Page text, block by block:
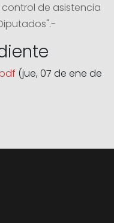
control de asistencia
(jue, 07 de ene de